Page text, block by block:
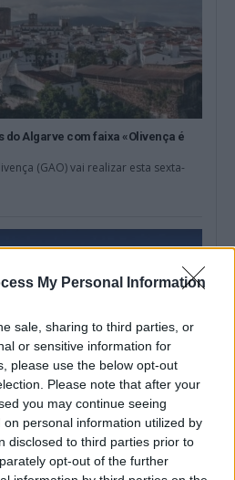
My Personal Information
sale, sharing to third parties, or
or sensitive information for
please use the below opt-out
Please note that after your
you may continue seeing
personal information utilized by
disclosed to third parties prior to
opt-out of the further
Algarve com faixa «Olivença é
(GAO) vai realizar esta sexta-
Gestão Hoteleira de Alojamento